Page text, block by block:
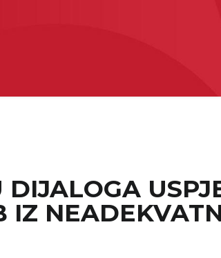
IZ